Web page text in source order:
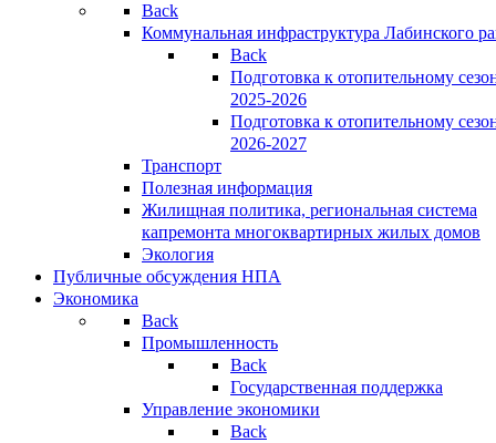
Back
Коммунальная инфраструктура Лабинского
Back
Подготовка к отопительному
2025-2026
Подготовка к отопительному
2026-2027
Транспорт
Полезная информация
Жилищная политика, региональная система
капремонта многоквартирных жилых домов
Экология
Публичные обсуждения НПА
Экономика
Back
Промышленность
Back
Государственная поддержка
Управление экономики
Back